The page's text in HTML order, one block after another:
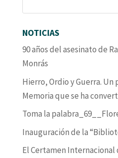
NOTICIAS
90 años del asesinato de
Monrás
Hierro, Ordio y Guerra. Un
Memoria que se ha
Toma la
Inauguración de la
El Certamen Internacional